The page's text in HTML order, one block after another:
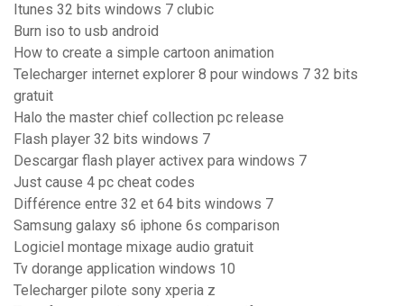
Itunes 32 bits windows 7 clubic
Burn iso to usb android
How to create a simple cartoon animation
Telecharger internet explorer 8 pour windows 7 32 bits
gratuit
Halo the master chief collection pc release
Flash player 32 bits windows 7
Descargar flash player activex para windows 7
Just cause 4 pc cheat codes
Différence entre 32 et 64 bits windows 7
Samsung galaxy s6 iphone 6s comparison
Logiciel montage mixage audio gratuit
Tv dorange application windows 10
Telecharger pilote sony xperia z